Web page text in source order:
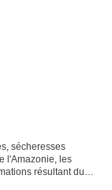
sécheresses
l'Amazonie, les
résultant du